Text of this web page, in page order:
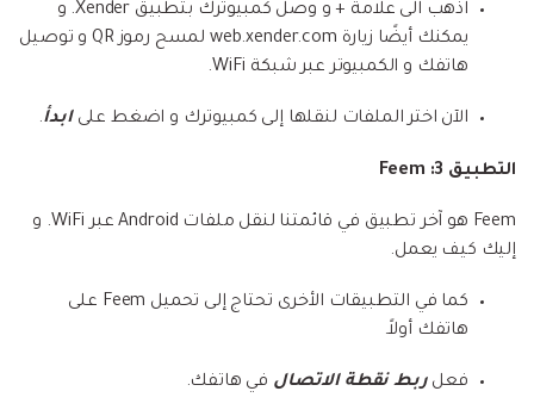
اذهب الى علامة + و وصل كمبيوترك بتطبيق Xender. و
يمكنك أيضًا زيارة web.xender.com لمسح رموز QR و توصيل
هاتفك و الكمبيوتر عبر شبكة WiFi.
الآن اختر الملفات لنقلها إلى كمبيوترك و اضغط علىابدأ.
التطبيق 3: Feem
Feem هو آخر تطبيق في قائمتنا لنقل ملفات Android عبر WiFi. و
إليك كيف يعمل.
كما في التطبيقات الأخرى تحتاج إلى تحميل Feem على
هاتفك أولاً.
فعلربط نقطة الاتصال في هاتفك.